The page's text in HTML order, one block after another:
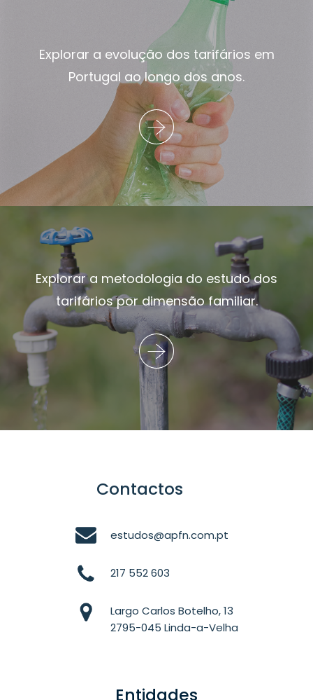
Explorar a evolução dos tarifários em
Portugal ao longo dos anos.
Explorar a metodologia do estudo dos
tarifários por dimensão familiar.
Contactos
estudos@apfn.com.pt
217 552 603
Largo Carlos Botelho, 13
2795-045 Linda-a-Velha
Entidades